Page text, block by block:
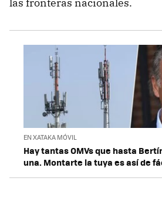
las fronteras nacionales.
EN XATAKA MÓVIL
Hay tantas OMVs que hasta
una. Montarte la tuya es así de